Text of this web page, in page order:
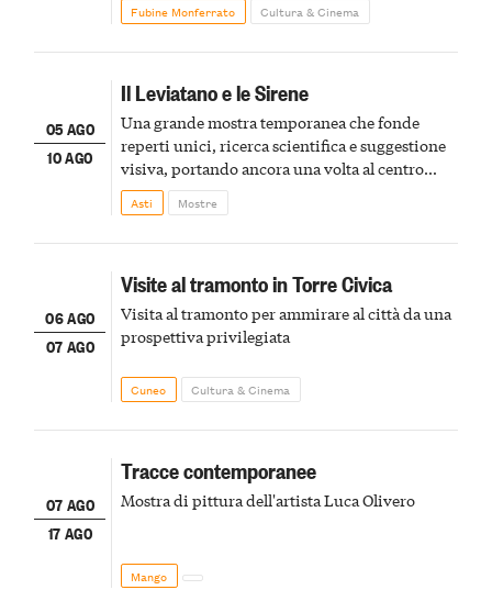
Fubine Monferrato Cultura & Cinema
05 AGO
10 AGO
Il Leviatano e le Sirene
Una grande mostra temporanea che fonde
reperti unici, ricerca scientifica e suggestione
visiva, portando ancora una volta al centro
della scena le meraviglie del passato astigiano
Asti Mostre
06 AGO
07 AGO
Visite al tramonto in Torre Civica
Visita al tramonto per ammirare al città da una
prospettiva privilegiata
Cuneo Cultura & Cinema
07 AGO
17 AGO
Tracce contemporanee
Mostra di pittura dell'artista Luca Olivero
Mango